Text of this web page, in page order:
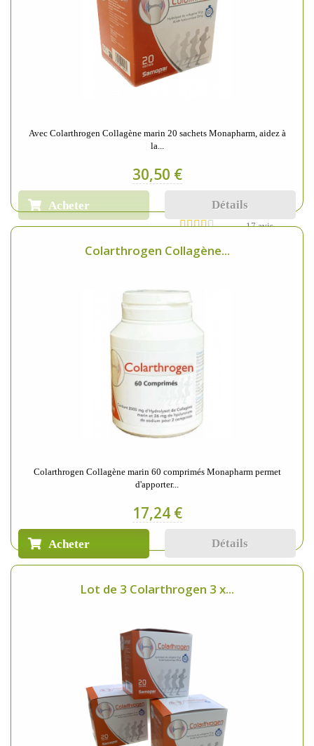
Avec Colarthrogen Collagène marin 20 sachets Monapharm, aidez à
la...
30,50 €
Acheter Détails
17 avis
Colarthrogen Collagène...
Colarthrogen Collagène marin 60 comprimés Monapharm permet
d'apporter...
17,24 €
Acheter Détails
Lot de 3 Colarthrogen 3 x...